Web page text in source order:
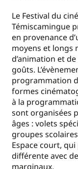
Le Festival du
Témiscamingue
en provenance
moyens et longs
d’animation et
goûts.
programmation
formes
à la
sont organisées
âges : volets
groupes
Espace court,
différente avec
marginaux.